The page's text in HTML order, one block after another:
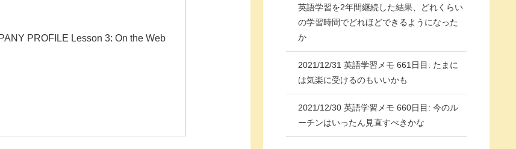
PROFILE Lesson 3: On the Web
英語学習を2年間継続した結果、どれくらい
の学習時間でどれほどできるようになった
か
2021/12/31 英語学習メモ 661日目: たまに
は気楽に受けるのもいいかも
2021/12/30 英語学習メモ 660日目: 今のル
ーチンはいったん見直すべきかな